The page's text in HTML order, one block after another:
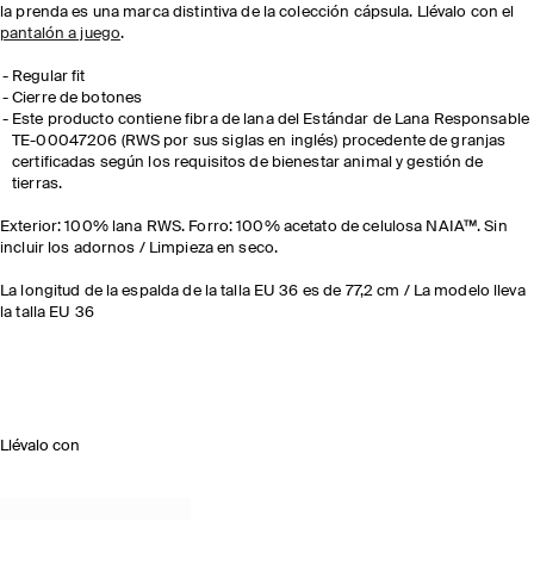
la prenda es una marca distintiva de la colección cápsula. Llévalo con el
pantalón a juego.
​Regular fit
Cierre de botones
Este producto contiene fibra de lana del Estándar de Lana Responsable
TE-00047206 (RWS por sus siglas en inglés) procedente de granjas
certificadas según los requisitos de bienestar animal y gestión de
tierras.
Exterior: 100% lana RWS. Forro: 100% acetato de celulosa NAIA™. Sin
incluir los adornos / Limpieza en seco.
La longitud de la espalda de la talla EU 36 es de 77,2 cm / La modelo lleva
la talla EU 36
Llévalo con